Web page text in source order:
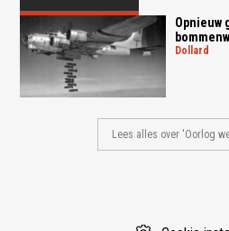
Opnieuw
dollard
Lees alles over 'Oorlog